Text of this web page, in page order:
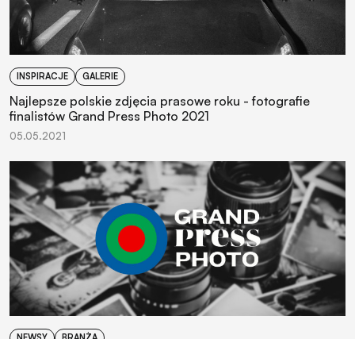
INSPIRACJE GALERIE
Najlepsze polskie zdjęcia prasowe roku - fotografie
finalistów Grand Press Photo 2021
05.05.2021